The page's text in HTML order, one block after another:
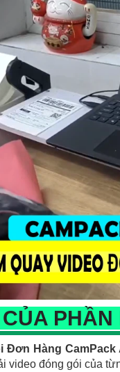
PHẦN
Đơn Hàng CamPack
video đóng gói của